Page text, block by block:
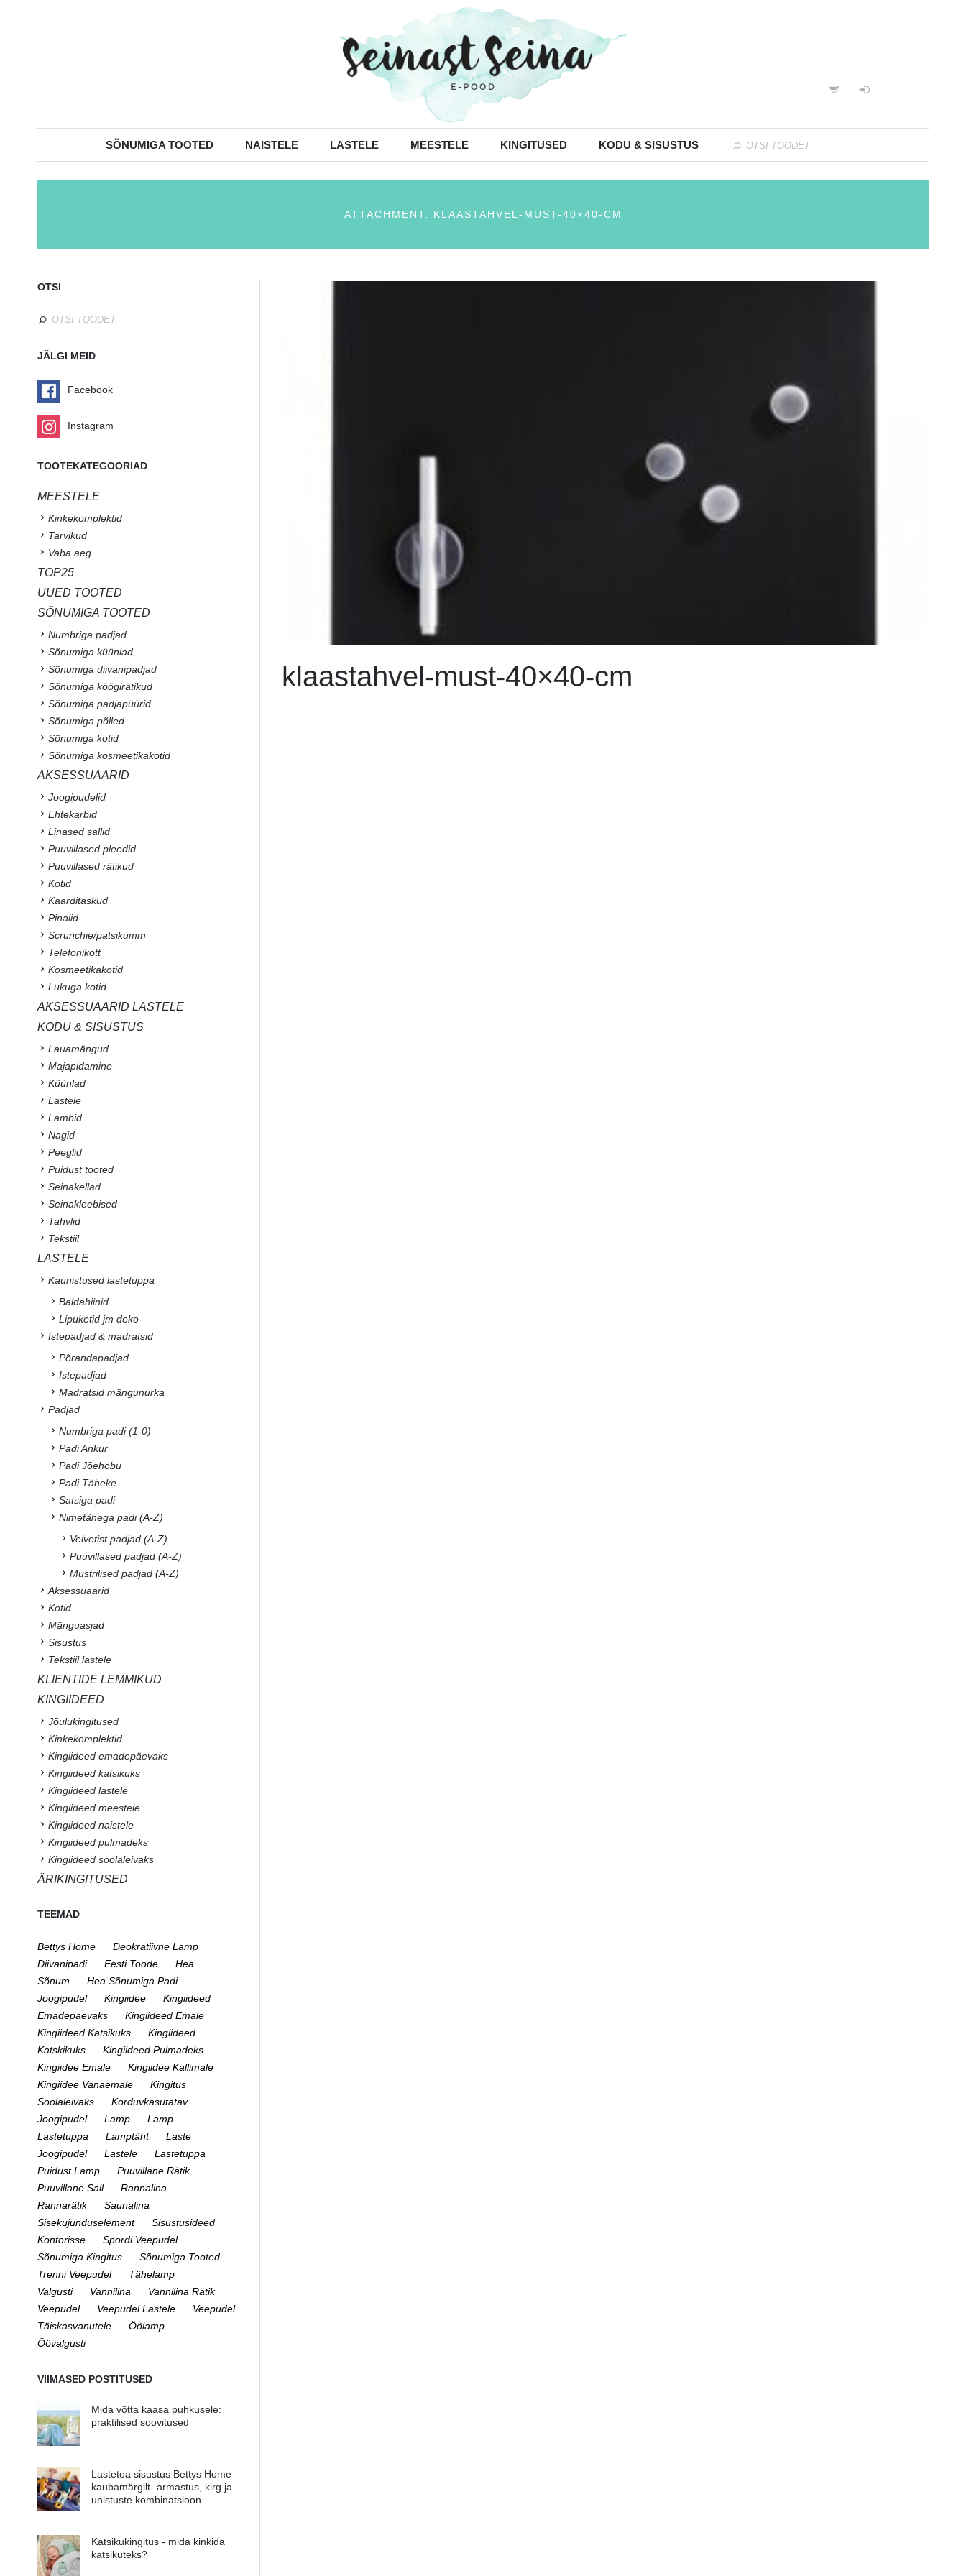
SÕNUMIGA TOOTED NAISTELE LASTELE MEESTELE KINGITUSED KODU & SISUSTUS
ATTACHMENT: KLAASTAHVEL-MUST-40×40-CM
klaastahvel-must-40×40-cm
OTSI
JÄLGI MEID
Facebook
Instagram
TOOTEKATEGOORIAD
MEESTELE
Kinkekomplektid
Tarvikud
Vaba aeg
TOP25
UUED TOOTED
SÕNUMIGA TOOTED
Numbriga padjad
Sõnumiga küünlad
Sõnumiga diivanipadjad
Sõnumiga köögirätikud
Sõnumiga padjapüürid
Sõnumiga põlled
Sõnumiga kotid
Sõnumiga kosmeetikakotid
AKSESSUAARID
Joogipudelid
Ehtekarbid
Linased sallid
Puuvillased pleedid
Puuvillased rätikud
Kotid
Kaarditaskud
Pinalid
Scrunchie/patsikumm
Telefonikott
Kosmeetikakotid
Lukuga kotid
AKSESSUAARID LASTELE
KODU & SISUSTUS
Lauamängud
Majapidamine
Küünlad
Lastele
Lambid
Nagid
Peeglid
Puidust tooted
Seinakellad
Seinakleebised
Tahvlid
Tekstiil
LASTELE
Kaunistused lastetuppa
Baldahiinid
Lipuketid jm deko
Istepadjad & madratsid
Põrandapadjad
Istepadjad
Madratsid mängunurka
Padjad
Numbriga padi (1-0)
Padi Ankur
Padi Jõehobu
Padi Täheke
Satsiga padi
Nimetähega padi (A-Z)
Velvetist padjad (A-Z)
Puuvillased padjad (A-Z)
Mustrilised padjad (A-Z)
Aksessuaarid
Kotid
Mänguasjad
Sisustus
Tekstiil lastele
KLIENTIDE LEMMIKUD
KINGIIDEED
Jõulukingitused
Kinkekomplektid
Kingiideed emadepäevaks
Kingiideed katsikuks
Kingiideed lastele
Kingiideed meestele
Kingiideed naistele
Kingiideed pulmadeks
Kingiideed soolaleivaks
ÄRIKINGITUSED
TEEMAD
Bettys Home
Deokratiivne Lamp
Diivanipadi
Eesti Toode
Hea
Sõnum
Hea Sõnumiga Padi
Joogipudel
Kingiidee
Kingiideed
Emadepäevaks
Kingiideed Emale
Kingiideed Katsikuks
Kingiideed
Katskikuks
Kingiideed Pulmadeks
Kingiidee Emale
Kingiidee Kallimale
Kingiidee Vanaemale
Kingitus
Soolaleivaks
Korduvkasutatav
Joogipudel
Lamp
Lamp
Lastetuppa
Lamptäht
Laste
Joogipudel
Lastele
Lastetuppa
Puidust Lamp
Puuvillane Rätik
Puuvillane Sall
Rannalina
Rannarätik
Saunalina
Sisekujunduselement
Sisustusideed
Kontorisse
Spordi Veepudel
Sõnumiga Kingitus
Sõnumiga Tooted
Trenni Veepudel
Tähelamp
Valgusti
Vannilina
Vannilina Rätik
Veepudel
Veepudel Lastele
Veepudel
Täiskasvanutele
Öölamp
Öövalgusti
VIIMASED POSTITUSED
Mida võtta kaasa puhkusele:
praktilised soovitused
Lastetoa sisustus Bettys Home
kaubamärgilt- armastus, kirg ja
unistuste kombinatsioon
Katsikukingitus - mida kinkida
katsikuteks?